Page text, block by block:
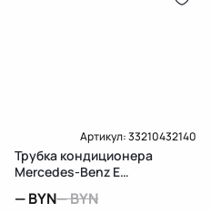
Артикул:33210432140
Трубка кондиционера
Mercedes-Benz E
—BYN—BYN